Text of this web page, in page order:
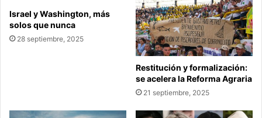
Israel y Washington, más
solos que nunca
28 septiembre, 2025
Restitución y formalización:
se acelera la Reforma Agraria
21 septiembre, 2025